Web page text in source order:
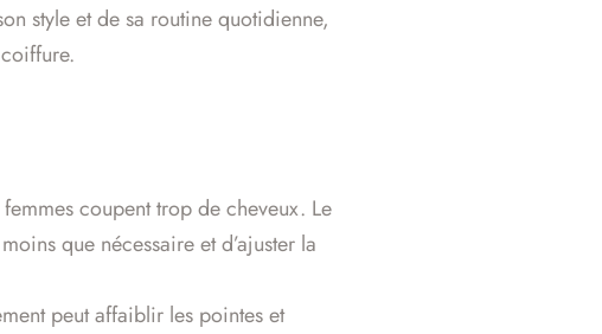
style et de sa routine quotidienne,
coupent trop de cheveux. Le
que nécessaire et d’ajuster la
peut affaiblir les pointes et